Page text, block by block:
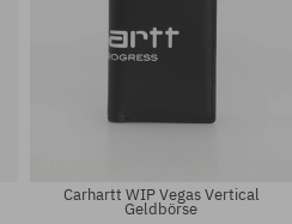
Carhartt WIP Vegas Vertical
Geldbörse